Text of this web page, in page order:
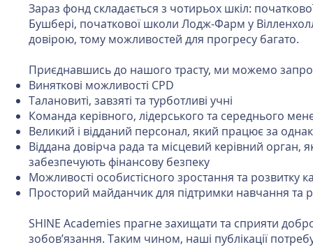
Зараз фонд складається з чотирьох шкіл:
Бушбері, початкової школи Лодж-Фарм у
довірою, тому можливостей для прогресу багато.
Приєднавшись до нашого трасту, ми можемо
Виняткові можливості CPD
Талановиті, завзяті та турботливі учні
Команда керівного, лідерського та середнього
Великий і відданий персонал, який працює за
Віддана довірча рада та місцевий керівний орган,
забезпечують фінансову безпеку
Можливості особистісного зростання та розвитку
Просторий майданчик для підтримки навчання та
SHINE Academies прагне захищати та сприяти
зобов’язання. Таким чином, наші публікації